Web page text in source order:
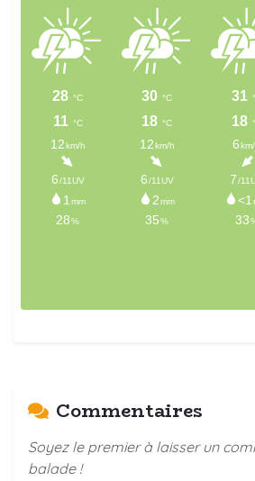
Commentaires
Soyez le premier à laisser un
balade !